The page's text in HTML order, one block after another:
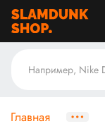
Главная